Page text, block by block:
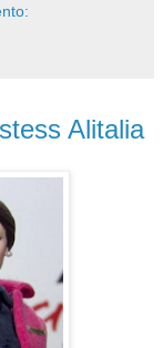
Alitalia